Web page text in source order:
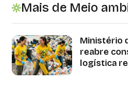
Mais de Meio
Ministério
reabre
logística